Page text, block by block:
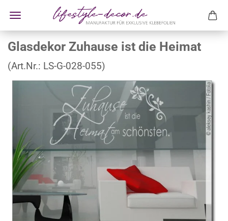
Glasdekor Zuhause ist die Heimat
(Art.Nr.: LS-G-028-055)